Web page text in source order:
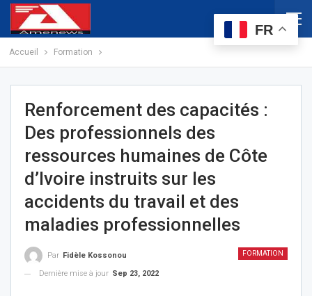
Accueil Formation
Renforcement des capacités :
Des professionnels des
ressources humaines de Côte
d’Ivoire instruits sur les
accidents du travail et des
maladies professionnelles
FORMATION
Par Fidèle Kossonou
Dernière mise à jour Sep 23, 2022
FR